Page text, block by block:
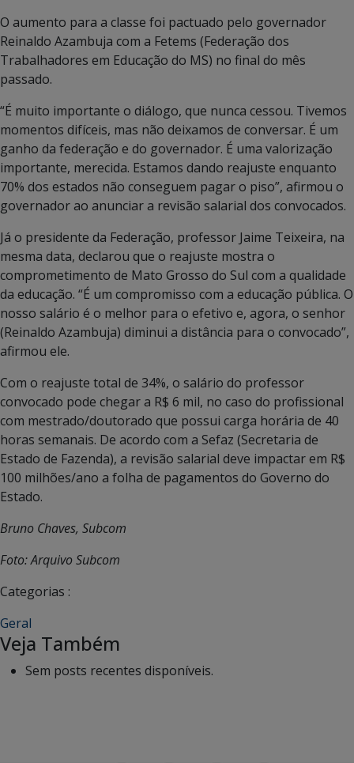
O aumento para a classe foi pactuado pelo governador
Reinaldo Azambuja com a Fetems (Federação dos
Trabalhadores em Educação do MS) no final do mês
passado.
“É muito importante o diálogo, que nunca cessou. Tivemos
momentos difíceis, mas não deixamos de conversar. É um
ganho da federação e do governador. É uma valorização
importante, merecida. Estamos dando reajuste enquanto
70% dos estados não conseguem pagar o piso”, afirmou o
governador ao anunciar a revisão salarial dos convocados.
Já o presidente da Federação, professor Jaime Teixeira, na
mesma data, declarou que o reajuste mostra o
comprometimento de Mato Grosso do Sul com a qualidade
da educação. “É um compromisso com a educação pública. O
nosso salário é o melhor para o efetivo e, agora, o senhor
(Reinaldo Azambuja) diminui a distância para o convocado”,
afirmou ele.
Com o reajuste total de 34%, o salário do professor
convocado pode chegar a R$ 6 mil, no caso do profissional
com mestrado/doutorado que possui carga horária de 40
horas semanais. De acordo com a Sefaz (Secretaria de
Estado de Fazenda), a revisão salarial deve impactar em R$
100 milhões/ano a folha de pagamentos do Governo do
Estado.
Bruno Chaves, Subcom
Foto: Arquivo Subcom
Categorias :
Geral
Veja Também
Sem posts recentes disponíveis.